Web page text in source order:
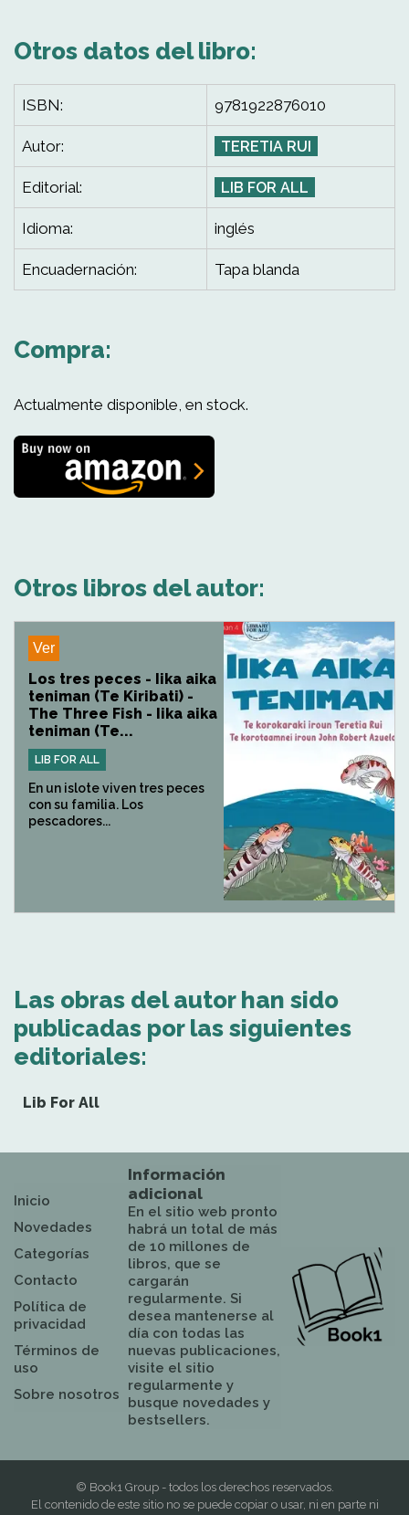
Otros datos del libro:
ISBN: 9781922876010
Autor: TERETIA RUI
Editorial: LIB FOR ALL
Idioma: inglés
Encuadernación: Tapa blanda
Compra:
Actualmente disponible, en stock.
Otros libros del autor:
Ver
Los tres peces - Iika aika
teniman (Te Kiribati) -
The Three Fish - Iika aika
teniman (Te...
LIB FOR ALL
En un islote viven tres peces
con su familia. Los
pescadores...
Las obras del autor han sido
publicadas por las siguientes
editoriales:
Lib For All
Inicio
Novedades
Categorías
Contacto
Política de
privacidad
Términos de
uso
Sobre nosotros
Información
adicional
En el sitio web pronto
habrá un total de más
de 10 millones de
libros, que se
cargarán
regularmente. Si
desea mantenerse al
día con todas las
nuevas publicaciones,
visite el sitio
regularmente y
busque novedades y
bestsellers.
© Book1 Group - todos los derechos reservados.
El contenido de este sitio no se puede copiar o usar, ni en parte ni